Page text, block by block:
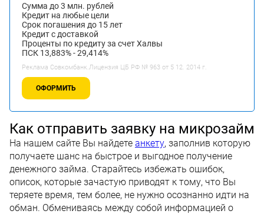
Сумма до 3 млн. рублей
Кредит на любые цели
Срок погашения до 15 лет
Кредит с доставкой
Проценты по кредиту за счет Халвы
ПСК 13,883% - 29,414%
Реклама Совкомбанк.Лицензия ЦБ РФ № 963 от 5 12. 2014 г.
ОФОРМИТЬ
Как отправить заявку на микрозайм
На нашем сайте Вы найдете анкету, заполнив которую
получаете шанс на быстрое и выгодное получение
денежного займа. Старайтесь избежать ошибок,
описок, которые зачастую приводят к тому, что Вы
теряете время, тем более, не нужно осознанно идти на
обман. Обмениваясь между собой информацией о